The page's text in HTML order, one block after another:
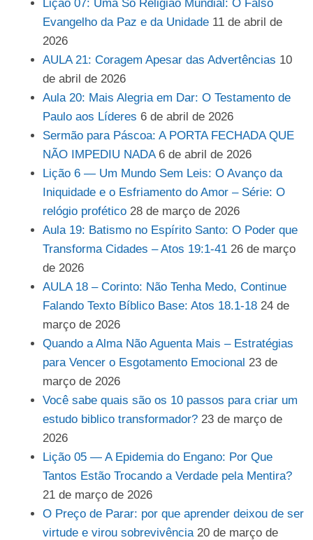
Lição 07: Uma Só Religião Mundial: O Falso
Evangelho da Paz e da Unidade 11 de abril de
2026
AULA 21: Coragem Apesar das Advertências 10
de abril de 2026
Aula 20: Mais Alegria em Dar: O Testamento de
Paulo aos Líderes 6 de abril de 2026
Sermão para Páscoa: A PORTA FECHADA QUE
NÃO IMPEDIU NADA 6 de abril de 2026
Lição 6 — Um Mundo Sem Leis: O Avanço da
Iniquidade e o Esfriamento do Amor – Série: O
relógio profético 28 de março de 2026
Aula 19: Batismo no Espírito Santo: O Poder que
Transforma Cidades – Atos 19:1-41 26 de março
de 2026
AULA 18 – Corinto: Não Tenha Medo, Continue
Falando Texto Bíblico Base: Atos 18.1-18 24 de
março de 2026
Quando a Alma Não Aguenta Mais – Estratégias
para Vencer o Esgotamento Emocional 23 de
março de 2026
Você sabe quais são os 10 passos para criar um
estudo biblico transformador? 23 de março de
2026
Lição 05 — A Epidemia do Engano: Por Que
Tantos Estão Trocando a Verdade pela Mentira?
21 de março de 2026
O Preço de Parar: por que aprender deixou de ser
virtude e virou sobrevivência 20 de março de